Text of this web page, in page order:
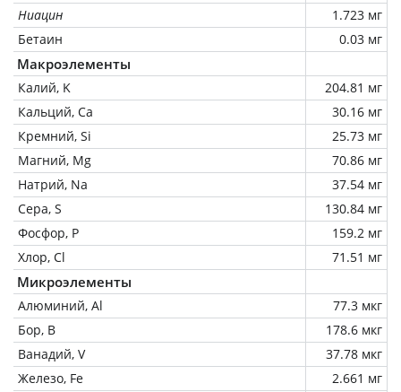
Ниацин
1.723 мг
Бетаин
0.03 мг
Макроэлементы
Калий, K
204.81 мг
Кальций, Ca
30.16 мг
Кремний, Si
25.73 мг
Магний, Mg
70.86 мг
Натрий, Na
37.54 мг
Сера, S
130.84 мг
Фосфор, P
159.2 мг
Хлор, Cl
71.51 мг
Микроэлементы
Алюминий, Al
77.3 мкг
Бор, B
178.6 мкг
Ванадий, V
37.78 мкг
Железо, Fe
2.661 мг